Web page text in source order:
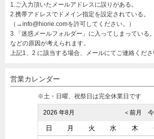
1.ご入力頂いたメールアドレスに誤りがある。
2.携帯アドレスでドメイン指定を設定されている。
（→info@hiorie.comを許可してください。）
3.「迷惑メールフォルダー」に入ってしまっている。
などの原因が考えられます。
上記1、2 に該当する場合、メールにてご連絡くださ
営業カレンダー
※土・日曜、祝祭日は完全休業日です
2026 年8月 今
＜前月
日 月 火 水 木